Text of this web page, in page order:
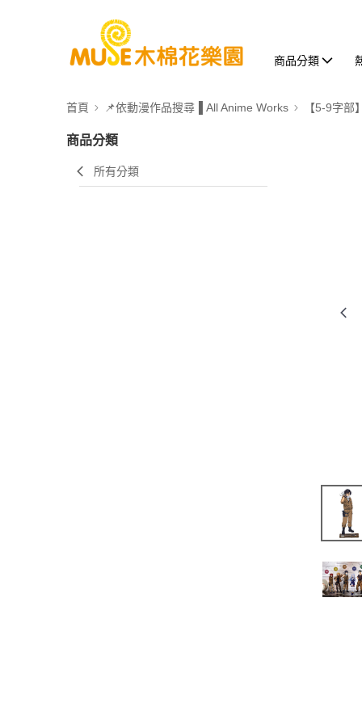
商品分類
首頁 📌依動漫作品搜尋▐ All Anime Works 【5-9字部
商品分類
所有分類